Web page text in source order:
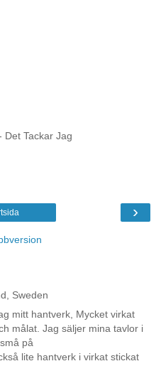
Det Tackar Jag
›
Sweden
mitt hantverk, Mycket virkat
målat. Jag säljer mina tavlor i
på
lite hantverk i virkat stickat